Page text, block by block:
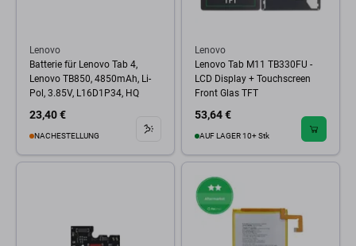
Lenovo
Batterie für Lenovo Tab 4,
Lenovo TB850, 4850mAh, Li-
Pol, 3.85V, L16D1P34, HQ
23,40 €
NACHESTELLUNG
Lenovo
Lenovo Tab M11 TB330FU -
LCD Display + Touchscreen
Front Glas TFT
53,64 €
AUF LAGER 10+ Stk